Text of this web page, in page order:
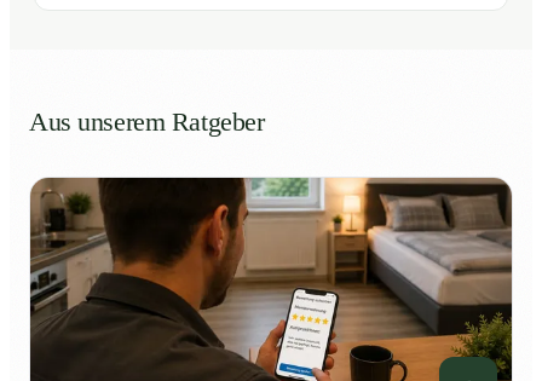
Aus unserem Ratgeber